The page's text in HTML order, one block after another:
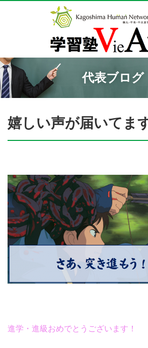
代表ブログ
嬉しい声が届いてま
進学・進級おめでとうございます！